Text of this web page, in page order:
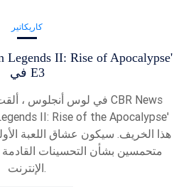
كاريكاتير
في E3
متحمسين بشأن التحسينات القادمة